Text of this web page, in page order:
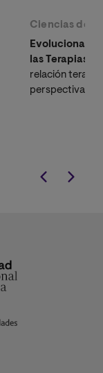
Ciencias de
Evoluciona tu
las Terapias
relación
perspectiva